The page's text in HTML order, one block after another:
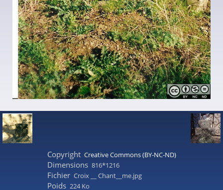
Copyright Creative Commons (BY-NC-ND)
Dimensions 816*1216
Fichier Croix __ Chant__me.jpg
Poids 224 Ko